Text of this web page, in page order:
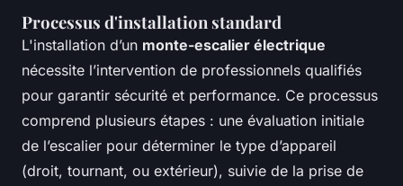
Processus d'installation standard
L'installation d’un monte-escalier électrique
nécessite l’intervention de professionnels qualifiés
pour garantir sécurité et performance. Ce processus
comprend plusieurs étapes : une évaluation initiale
de l’escalier pour déterminer le type d’appareil
(droit, tournant, ou extérieur), suivie de la prise de